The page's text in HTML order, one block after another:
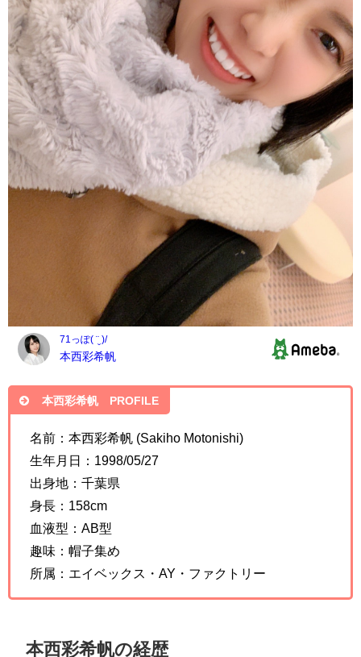
本西彩希帆 PROFILE
名前：本西彩希帆 (Sakiho Motonishi)
生年月日：1998/05/27
出身地：千葉県
身長：158cm
血液型：AB型
趣味：帽子集め
所属：エイベックス・AY・ファクトリー
本西彩希帆の経歴